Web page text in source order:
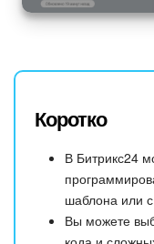
Коротко
В Битрикс24
шаблона или
Вы можете